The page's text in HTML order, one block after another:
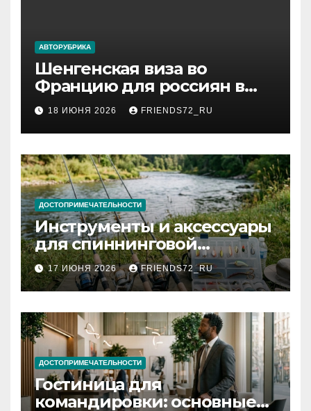
АВТОРУБРИКА
Шенгенская виза во
Францию для россиян в
2026 году: сроки от 3 дней
и список необходимых
документов
18 ИЮНЯ 2026 FRIENDS72_RU
ДОСТОПРИМЕЧАТЕЛЬНОСТИ
Инструменты и аксессуары
для спиннинговой
рыбалки: назначение и
типы
17 ИЮНЯ 2026 FRIENDS72_RU
ДОСТОПРИМЕЧАТЕЛЬНОСТИ
Гостиница для
командировки: основные